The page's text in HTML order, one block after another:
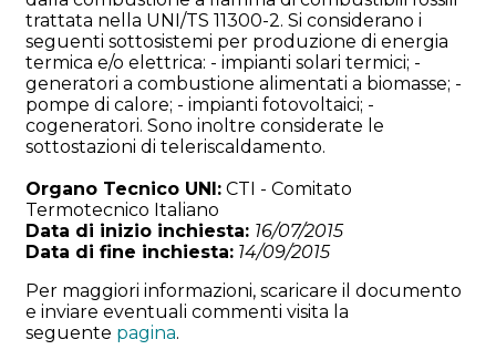
trattata nella UNI/TS 11300-2. Si considerano i
seguenti sottosistemi per produzione di energia
termica e/o elettrica: - impianti solari termici; -
generatori a combustione alimentati a biomasse; -
pompe di calore; - impianti fotovoltaici; -
cogeneratori. Sono inoltre considerate le
sottostazioni di teleriscaldamento.
Organo Tecnico UNI: CTI - Comitato
Termotecnico Italiano
Data di inizio inchiesta: 16/07/2015
Data di fine inchiesta: 14/09/2015
Per maggiori informazioni, scaricare il documento
e inviare eventuali commenti visita la
seguente pagina.